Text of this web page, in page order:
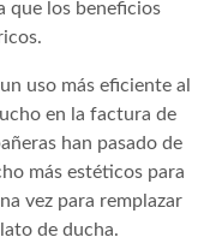
que los beneficios
uso más eficiente al
en la factura de
han pasado de
más estéticos para
vez para remplazar
de ducha.